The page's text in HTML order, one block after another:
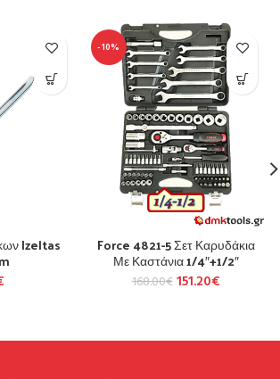
Izeltas
-10%
Force 4821-5 Σετ Καρυδάκια
Με Καστάνια 1/4″+1/2″
168.00€ 151.20€